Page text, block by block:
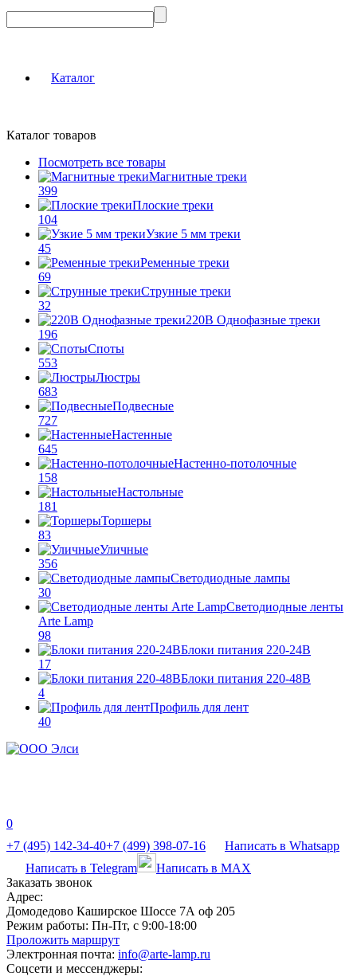
Каталог
Каталог товаров
Посмотреть все товары
Магнитные треки
399
Плоские треки
104
Узкие 5 мм треки
45
Ременные треки
69
Струнные треки
32
220В Однофазные треки
196
Споты
553
Люстры
683
Подвесные
727
Настенные
645
Настенно-потолочные
158
Настольные
181
Торшеры
83
Уличные
356
Светодиодные лампы
30
Светодиодные ленты
Arte Lamp
98
Блоки питания 220-24В
17
Блоки питания 220-48В
4
Профиль для лент
40
0
+7 (495) 142-34-40+7 (499) 398-07-16
Написать в Whatsapp
Написать в Telegram
Написать в MAX
Заказать звонок
Адрес:
Домодедово Каширское Шоссе 7А оф 205
Режим работы: Пн-Пт, с 9:00-18:00
Проложить маршрут
Электронная почта: info@arte-lamp.ru
Соцсети и мессенджеры: